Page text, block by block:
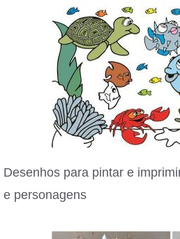
Desenhos para pintar e
e personagens